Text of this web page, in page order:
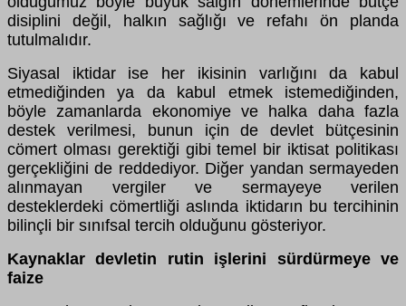
disiplini değil, halkın sağlığı ve refahı ön planda
tutulmalıdır.
Siyasal iktidar ise her ikisinin varlığını da kabul
etmediğinden ya da kabul etmek istemediğinden,
böyle zamanlarda ekonomiye ve halka daha fazla
destek verilmesi, bunun için de devlet bütçesinin
cömert olması gerektiği gibi temel bir iktisat politikası
gerçekliğini de reddediyor. Diğer yandan sermayeden
alınmayan vergiler ve sermayeye verilen
desteklerdeki cömertliği aslında iktidarın bu tercihinin
bilinçli bir sınıfsal tercih olduğunu gösteriyor.
Kaynaklar devletin rutin işlerini sürdürmeye ve
faize